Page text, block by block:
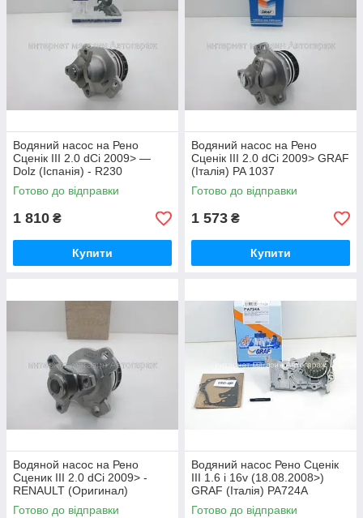
Водяний насос на Рено
Сценік III 2.0 dCi 2009> —
Dolz (Іспанія) - R230
Готово до відправки
1 810 ₴
Купити
Водяний насос на Рено
Сценік III 2.0 dCi 2009> GRAF
(Італія) PA 1037
Готово до відправки
1 573 ₴
Купити
Водяной насос на Рено
Сценик III 2.0 dCi 2009> -
RENAULT (Оригинал)
210103098R
Готово до відправки
Водяний насос Рено Сценік
III 1.6 i 16v (18.08.2008>)
GRAF (Італія) PA724A
Готово до відправки